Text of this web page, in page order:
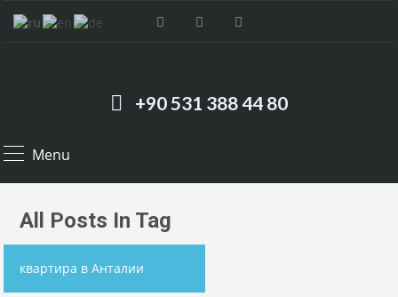
+90 531 388 44 80
Menu
All Posts In Tag
квартира в Анталии